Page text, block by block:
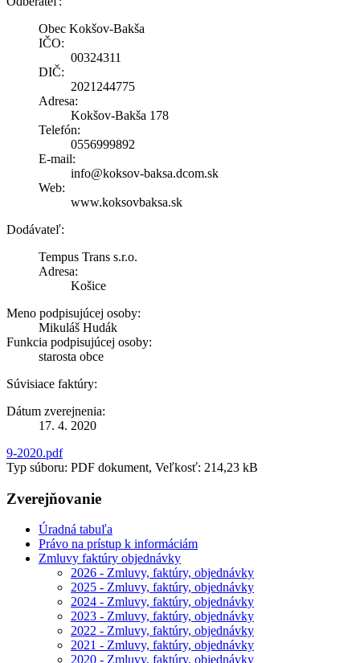
Obec Kokšov-Bakša
IČO:
00324311
DIČ:
2021244775
Adresa:
Kokšov-Bakša 178
Telefón:
0556999892
E-mail:
info@koksov-baksa.dcom.sk
Web:
www.koksovbaksa.sk
Dodávateľ:
Tempus Trans s.r.o.
Adresa:
Košice
Meno podpisujúcej osoby:
Mikuláš Hudák
Funkcia podpisujúcej osoby:
starosta obce
Súvisiace faktúry:
Dátum zverejnenia:
17. 4. 2020
9-2020.pdf
Typ súboru: PDF dokument, Veľkosť: 214,23 kB
Zverejňovanie
Úradná tabuľa
Právo na prístup k informáciám
Zmluvy faktúry objednávky
2026 - Zmluvy, faktúry, objednávky
2025 - Zmluvy, faktúry, objednávky
2024 - Zmluvy, faktúry, objednávky
2023 - Zmluvy, faktúry, objednávky
2022 - Zmluvy, faktúry, objednávky
2021 - Zmluvy, faktúry, objednávky
2020 - Zmluvy, faktúry, objednávky